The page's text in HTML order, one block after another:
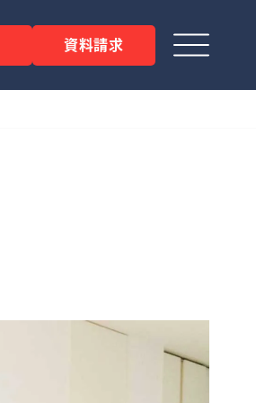
資料請求